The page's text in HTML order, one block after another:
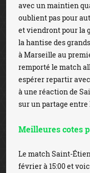
avec un maintien
oublient pas pour
et viendront pour la
la hantise des
à Marseille au
remporté le match
espérer repartir
à une réaction de
sur un partage
Meilleures cotes
Le match Saint-
février à 15:00 et